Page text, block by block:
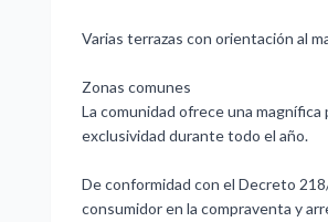
Varias terrazas con orientación al
Zonas comunes
La comunidad ofrece una
exclusividad durante todo el año.
De conformidad con el Decreto
consumidor en la compraventa y